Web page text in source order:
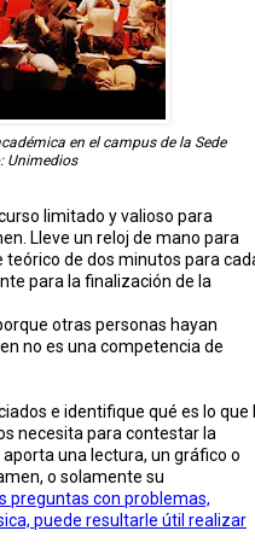
en el campus de la Sede
: Unimedios
limitado y valioso para
Lleve un reloj de mano para
de dos minutos para
para la finalización de la
otras personas hayan
no es una competencia de
e identifique qué es lo que
necesita para contestar la
una lectura, un gráfico o
o solamente su
preguntas con problemas,
puede resultarle útil realizar